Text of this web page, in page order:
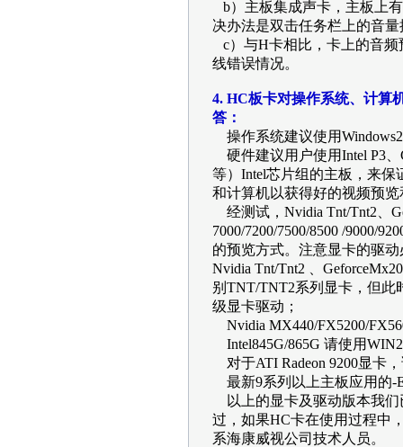
b）主板集成声卡，主板上
决办法是双击任务栏上的音
c）与H卡相比，卡上的音频
线错误情况。
4. HC板卡对操作系统、计算
答：
操作系统建议使用
硬件建议用户使用Intel P3
等）Intel芯片组的主板，来
和计算机以获得好的视频预
经测试，Nvidia Tnt/Tnt2、
7000/7200/7500/8500 /9000/
的预览方式。注意显卡的驱
Nvidia Tnt/Tnt2 、
别TNT/TNT2系列显卡，但此
级显卡驱动；
Nvidia MX440/FX5200/
Intel845G/865G 请使用
对于ATI Radeon 9200显卡
最新9系列以上主板应用的-E
以上的显卡及驱动版本我们
过，如果HC卡在使用过程中
系海康威视公司技术人员。